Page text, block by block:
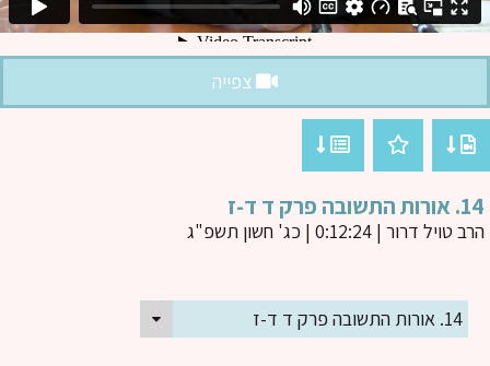
צפייה
פרק ד ד-ז
טויל דרור| 0:12:24 | כג' חשון תשפ"ג
14. אורות התשובה פרק ד ד-ז